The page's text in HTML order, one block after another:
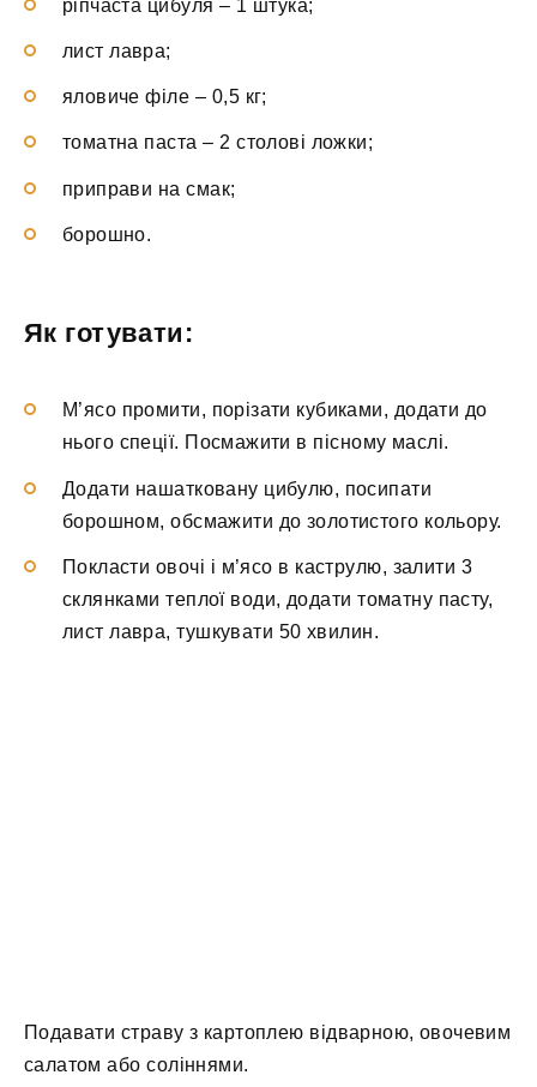
ріпчаста цибуля – 1 штука;
лист лавра;
яловиче філе – 0,5 кг;
томатна паста – 2 столові ложки;
приправи на смак;
борошно.
Як готувати:
М’ясо промити, порізати кубиками, додати до
нього спеції. Посмажити в пісному маслі.
Додати нашатковану цибулю, посипати
борошном, обсмажити до золотистого кольору.
Покласти овочі і м’ясо в каструлю, залити 3
склянками теплої води, додати томатну пасту,
лист лавра, тушкувати 50 хвилин.
Подавати страву з картоплею відварною, овочевим
салатом або соліннями.